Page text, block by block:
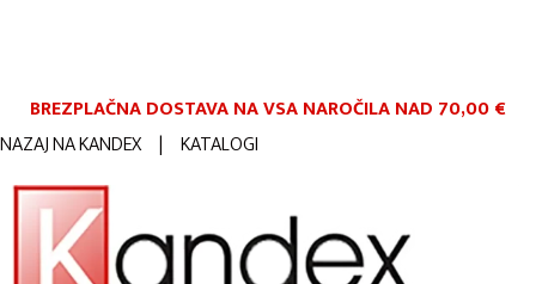
BREZPLAČNA DOSTAVA NA VSA NAROČILANAD 70,00 €
NAZAJ NA KANDEX | KATALOGI